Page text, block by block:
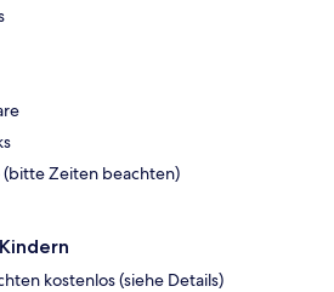
Zeiten beachten)
kostenlos (siehe Details)